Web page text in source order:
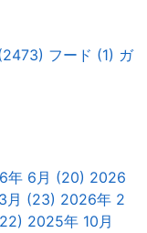
フード (1) ガ
年 6月 (20) 2026
月 (23) 2026年 2
2025年 10月